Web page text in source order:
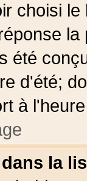
choisi
été
d'été;
à
la